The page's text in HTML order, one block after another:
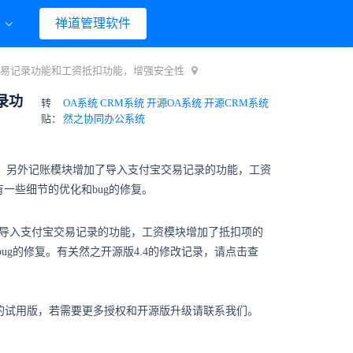
禅道管理软件
记录功能和工资抵扣功能，增强安全性
功
转
贴：
OA系统 CRM系统 开源OA系统 开源CRM系统
然之协同办公系统
外记账模块增加了导入支付宝交易记录的功能，工资
些细节的优化和bug的修复。
入支付宝交易记录的功能，工资模块增加了抵扣项的
的修复。有关然之开源版4.4的修改记录，请点击查
用版，若需要更多授权和开源版升级请联系我们。